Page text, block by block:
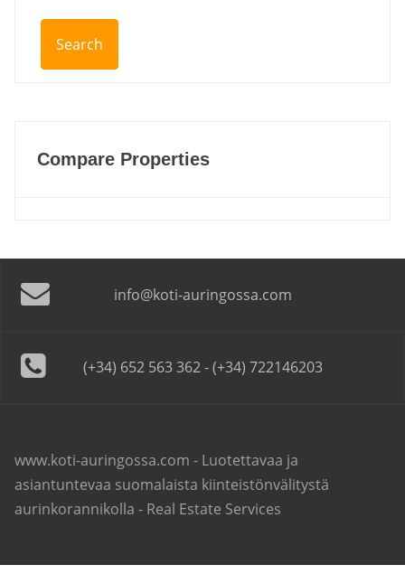
Compare Properties
info@koti-auringossa.com
(+34) 652 563 362 - (+34) 722146203
www.koti-auringossa.com - Luotettavaa ja
asiantuntevaa suomalaista kiinteistönvälitystä
aurinkorannikolla - Real Estate Services